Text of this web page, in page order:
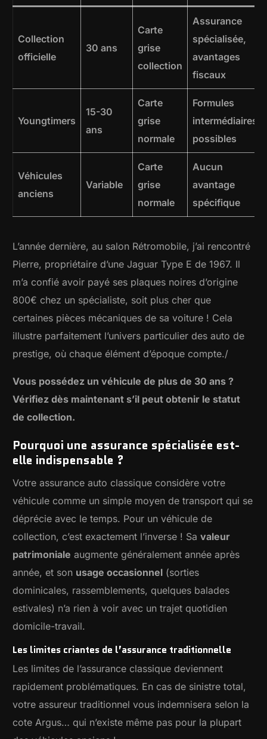
Collection
officielle
30 ans
Carte
grise
collection
Assurance
spécialisée,
avantages
fiscaux
Youngtimers
15-30
ans
Carte
grise
normale
Formules
intermédiaires
possibles
Véhicules
anciens
Variable
Carte
grise
normale
Aucun
avantage
spécifique
L’année dernière, au salon Rétromobile, j’ai rencontré
Pierre, propriétaire d’une Jaguar Type E de 1967. Il
m’a confié avoir payé ses plaques noires d’origine
800€ chez un spécialiste, soit plus cher que
certaines pièces mécaniques de sa voiture ! Cela
illustre parfaitement l’univers particulier des auto de
prestige, où chaque élément d’époque compte./
Vous possédez un véhicule de plus de 30 ans ?
Vérifiez dès maintenant s’il peut obtenir le statut
de collection.
Pourquoi une assurance spécialisée est-
elle indispensable ?
Votre assurance auto classique considère votre
véhicule comme un simple moyen de transport qui se
déprécie avec le temps. Pour un véhicule de
collection, c’est exactement l’inverse ! Savaleur
patrimoniale augmente généralement année après
année, et son usage occasionnel (sorties
dominicales, rassemblements, quelques balades
estivales) n’a rien à voir avec un trajet quotidien
domicile-travail.
Les limites criantes de l’assurance traditionnelle
Les limites de l’assurance classique deviennent
rapidement problématiques. En cas de sinistre total,
votre assureur traditionnel vous indemnisera selon la
cote Argus… qui n’existe même pas pour la plupart